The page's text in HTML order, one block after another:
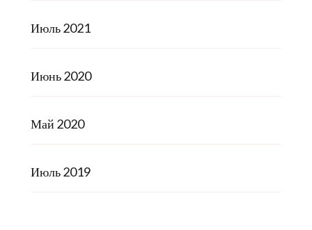
Июль 2021
Июнь 2020
Май 2020
Июль 2019